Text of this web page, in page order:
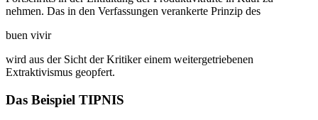
nehmen. Das in den Verfassungen verankerte Prinzip des
buen vivir
wird aus der Sicht der Kritiker einem weitergetriebenen
Extraktivismus geopfert.
Das Beispiel TIPNIS